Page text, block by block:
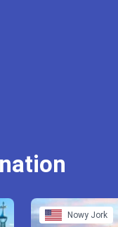
Nowy Jork